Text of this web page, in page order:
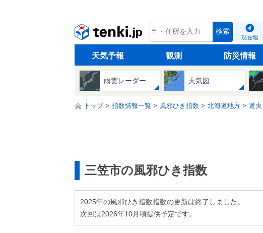
tenki.jp 検索
現在地
天気予報 観測 防災情報
雨雲レーダー 天気図
トップ 指数情報一覧 風邪ひき指数 北海道地方 道央
三笠市の風邪ひき指数
2025年の風邪ひき指数指数の更新は終了しました。
次回は2026年10月頃提供予定です。